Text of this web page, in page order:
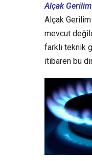
Alçak Gerilim
Alçak
mevcut
farklı teknik
itibaren bu